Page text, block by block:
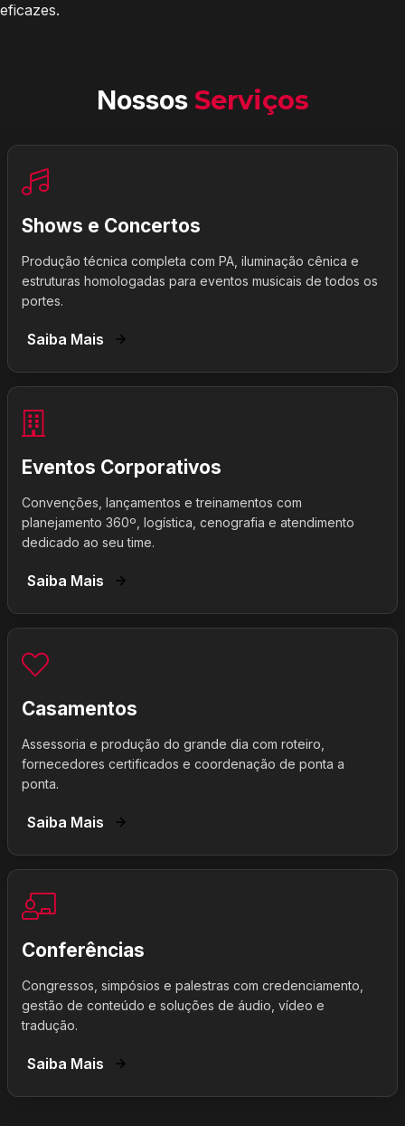
eficazes.
Nossos Serviços
Shows e Concertos
Produção técnica completa com PA, iluminação cênica e
estruturas homologadas para eventos musicais de todos os
portes.
Saiba Mais
Eventos Corporativos
Convenções, lançamentos e treinamentos com
planejamento 360º, logística, cenografia e atendimento
dedicado ao seu time.
Saiba Mais
Casamentos
Assessoria e produção do grande dia com roteiro,
fornecedores certificados e coordenação de ponta a
ponta.
Saiba Mais
Conferências
Congressos, simpósios e palestras com credenciamento,
gestão de conteúdo e soluções de áudio, vídeo e
tradução.
Saiba Mais